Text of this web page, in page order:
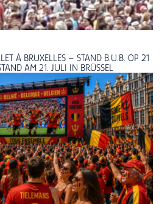
À BRUXELLES – STAND B.U.B. OP 21
AM 21. JULI IN BRÜSSEL